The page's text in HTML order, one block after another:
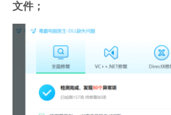
文件；